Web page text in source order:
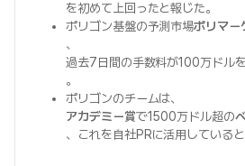
を初めて上回ったと報じた。
ポリゴン基盤の予測市場ポリマー
、
過去7日間の手数料が100万ドル
。
ポリゴンのチームは、
アカデミー賞で1500万ドル超の
、これを自社PRに活用していると